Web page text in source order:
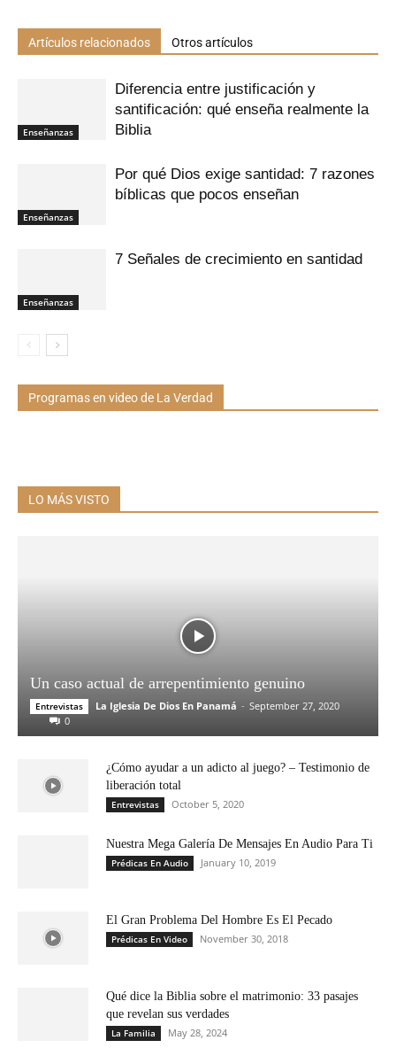
Artículos relacionados Otros artículos
Enseñanzas
Diferencia entre justificación y
santificación: qué enseña realmente la
Biblia
Enseñanzas
Por qué Dios exige santidad: 7 razones
bíblicas que pocos enseñan
Enseñanzas
7 Señales de crecimiento en santidad
Programas en video de La Verdad
LO MÁS VISTO
Un caso actual de arrepentimiento genuino
Entrevistas La Iglesia De Dios En Panamá - September 27, 2020
0
¿Cómo ayudar a un adicto al juego? – Testimonio de
liberación total
Entrevistas October 5, 2020
Nuestra Mega Galería De Mensajes En Audio Para Ti
Prédicas En Audio January 10, 2019
El Gran Problema Del Hombre Es El Pecado
Prédicas En Video November 30, 2018
Qué dice la Biblia sobre el matrimonio: 33 pasajes
que revelan sus verdades
La Familia May 28, 2024